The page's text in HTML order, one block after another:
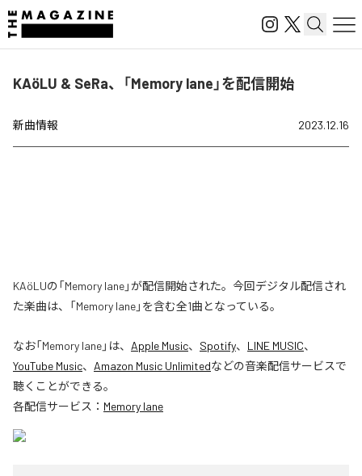
KAöLU & SeRa、「Memory lane」を配信開始
新曲情報 2023.12.16
KAöLUの「Memory lane」が配信開始された。今回デジタル配信され
た楽曲は、「Memory lane」を含む全1曲となっている。
なお「Memory lane」は、 Apple Music、 Spotify、 LINE MUSIC、
YouTube Music、 Amazon Music Unlimitedなどの音楽配信サービスで
聴くことができる。
各配信サービス： Memory lane